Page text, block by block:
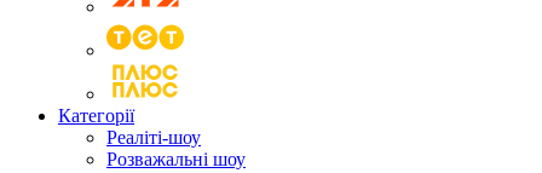
Категорії
Реаліті-шоу
Розважальні шоу